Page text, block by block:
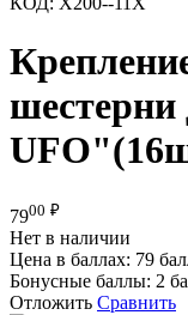
7900 ₽
Нет в наличии
Цена в баллах: 79
Бонусные баллы: 2
Отложить Сравнить